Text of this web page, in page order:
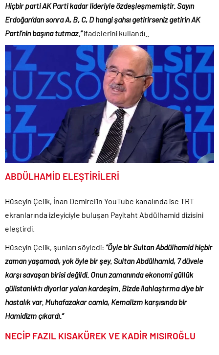
Hiçbir parti AK Parti kadar lideriyle özdeşleşmemiştir. Sayın
Erdoğan’dan sonra A, B, C, D hangi şahsı getirirseniz getirin AK
Parti’nin başına tutmaz.”ifadelerini kullandı..
ABDÜLHAMİD ELEŞTİRİLERİ
Hüseyin Çelik, İnan Demirel’in YouTube kanalında ise TRT
ekranlarında izleyiciyle buluşan Payitaht Abdülhamid dizisini
eleştirdi.
Hüseyin Çelik, şunları söyledi: “Öyle bir Sultan Abdülhamid hiçbir
zaman yaşamadı, yok öyle bir şey. Sultan Abdülhamid, 7 düvele
karşı savaşan birisi değildi. Onun zamanında ekonomi güllük
gülistanlıktı diyorlar yalan kardeşim. Bizde ilahlaştırma diye bir
hastalık var. Muhafazakar camia, Kemalizm karşısında bir
Hamidizm çıkardı.”
NECİP FAZIL KISAKÜREK VE KADİR MISIROĞLU